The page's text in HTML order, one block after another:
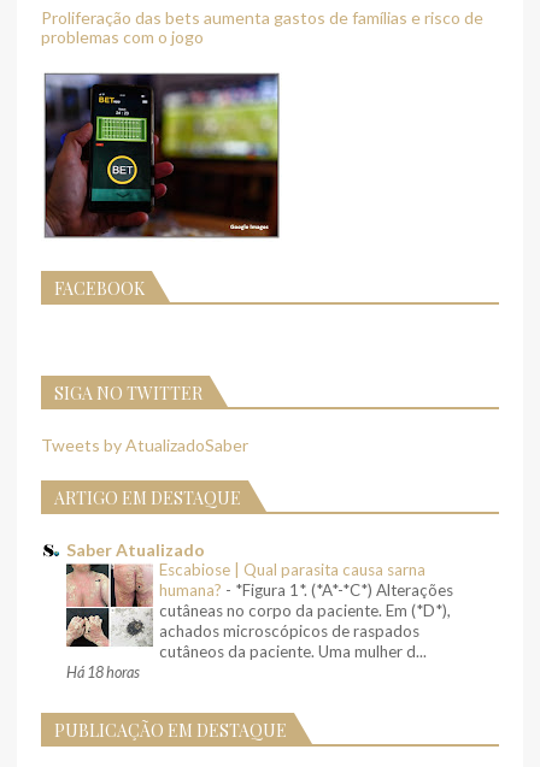
Proliferação das bets aumenta gastos de famílias e risco de
problemas com o jogo
FACEBOOK
SIGA NO TWITTER
Tweets by AtualizadoSaber
ARTIGO EM DESTAQUE
Saber Atualizado
Escabiose | Qual parasita causa sarna
humana? - *Figura 1*. (*A*-*C*) Alterações
cutâneas no corpo da paciente. Em (*D*),
achados microscópicos de raspados
cutâneos da paciente. Uma mulher d...
Há 18 horas
PUBLICAÇÃO EM DESTAQUE